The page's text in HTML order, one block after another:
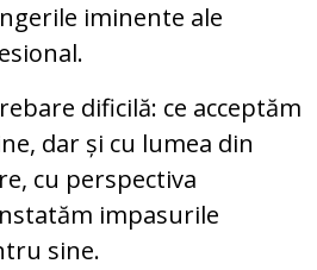
iminente ale
dificilă: ce acceptăm
dar și cu lumea din
cu perspectiva
impasurile
sine.